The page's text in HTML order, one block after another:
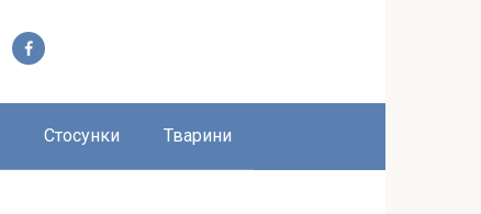
Стосунки Тварини